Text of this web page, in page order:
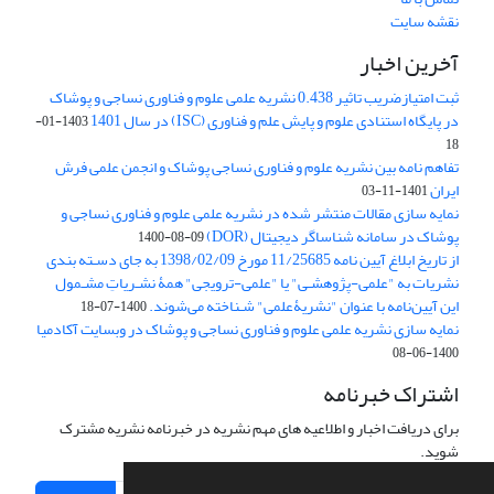
نقشه سایت
آخرین اخبار
ثبت امتیازضریب تاثیر 0.438 نشریه علمی علوم و فناوری نساجی و پوشاک
در پایگاه استنادی علوم و پایش علم و فناوری (ISC) در سال 1401
1403-01-
18
تفاهم نامه بین نشریه علوم و فناوری نساجی پوشاک و انجمن علمی فرش
ایران1401-11-03
نمایه سازی مقالات منتشر شده در نشریه علمی علوم و فناوری نساجی و
پوشاک در سامانه شناساگر دیجیتال (DOR) 1400-08-09
از تاریخ ابلاغ آیین نامه 11/25685 مورخ 1398/02/09 به جای دسـته بندی
نشریات به "علمی-پژوهشـی" یا "علمی-ترویجی" همۀ نشـریاتِ مشـمول
این آیین‌نامه با عنوان "نشریۀعلمی" شـناخته می‌شوند.1400-07-18
نمایه سازی نشریه علمی علوم و فناوری نساجی و پوشاک در وبسایت آکادمیا
1400-06-08
اشتراک خبرنامه
برای دریافت اخبار و اطلاعیه های مهم نشریه در خبرنامه نشریه مشترک
شوید.